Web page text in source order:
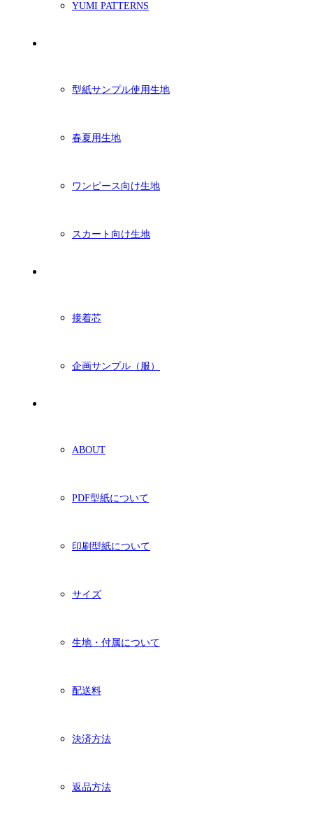
YUMI PATTERNS
型紙サンプル使用生地
春夏用生地
ワンピース向け生地
スカート向け生地
接着芯
企画サンプル（服）
ABOUT
PDF型紙について
印刷型紙について
サイズ
生地・付属について
配送料
決済方法
返品方法